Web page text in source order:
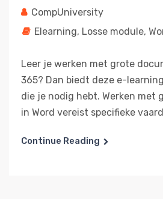
CompUniversity
Elearning, Losse module,
Leer je werken met grote
365? Dan biedt deze e-
die je nodig hebt. Werken met
in Word vereist specifieke
Continue Reading